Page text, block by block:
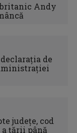
Andy
de
județe, cod
țării până